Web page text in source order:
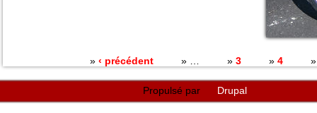
‹ précédent 3 4
Propulsé par Drupal